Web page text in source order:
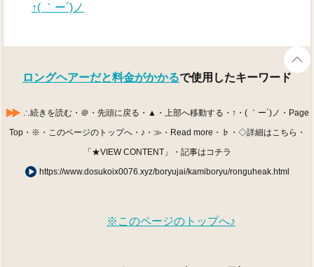
↑( ｀ー´)ノ
ロングヘアーだと料金がかかるで使用したキーワード
∴続きを読む・＠・先頭に戻る・▲・上部へ移動する・↑・( ｀ー´)ノ・Page
Top・※・このページのトップへ・♪・≫・Read more・♭・◇詳細はこちら・
「★VIEW CONTENT」・記事はコチラ
https://www.dosukoix0076.xyz/boryujai/kamiboryu/ronguheak.html
※このページのトップへ♪